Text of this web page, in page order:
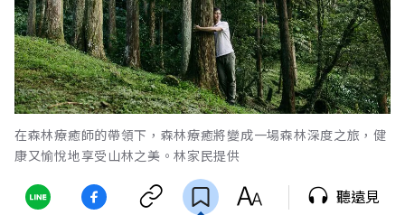
在森林療癒師的帶領下，森林療癒將變成一場森林深度之旅，健
康又愉悅地享受山林之美。林家民提供
聽遠見